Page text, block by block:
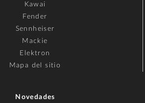
Kawai
Fender
Sennheiser
Mackie
Elektron
Mapa del sitio
Novedades